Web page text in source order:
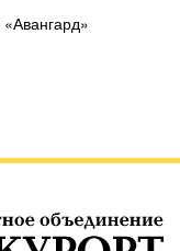
«Авангард»